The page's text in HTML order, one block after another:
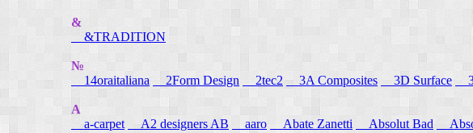
&
&TRADITION
№
14oraitaliana
2Form Design 2tec2 3A Composites 3D Surface
A
a-carpet
A2 designers AB aaro Abate Zanetti Absolut Bad